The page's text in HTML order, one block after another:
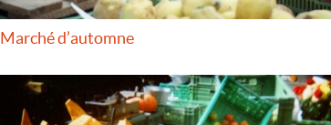
Marché d’automne